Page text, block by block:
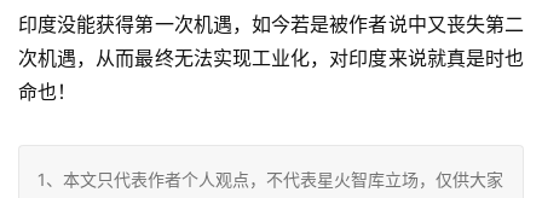
印度没能获得第一次机遇，如今若是被作者说中又丧失第二
次机遇，从而最终无法实现工业化，对印度来说就真是时也
命也！
1、本文只代表作者个人观点，不代表星火智库立场，仅供大家